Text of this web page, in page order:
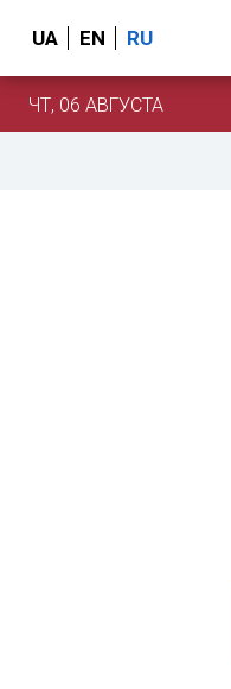
UA EN RU
ЧТ, 06 АВГУСТА